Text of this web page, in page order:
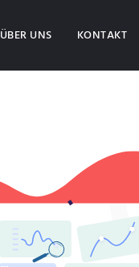
ÜBER UNS KONTAKT